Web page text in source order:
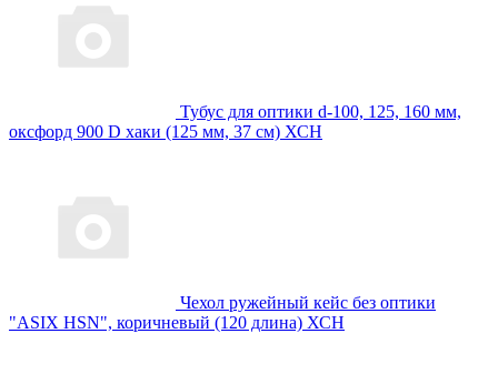
Тубус для оптики d-100, 125, 160 мм,
оксфорд 900 D хаки (125 мм, 37 см) ХСН
Чехол ружейный кейс без оптики
"ASIX HSN", коричневый (120 длина) ХСН